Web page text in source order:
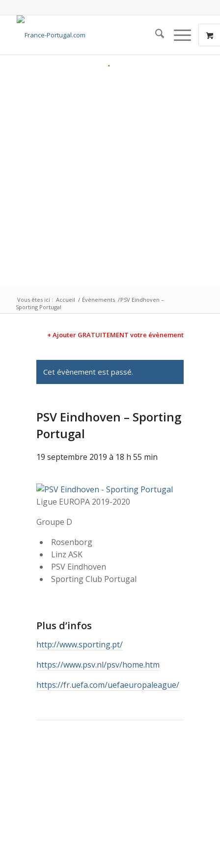
Vous êtes ici : Accueil / Évènements /PSV Eindhoven –
Sporting Portugal
+ Ajouter GRATUITEMENT votre évènement
Cet évènement est passé.
PSV Eindhoven – Sporting
Portugal
19 septembre 2019 à 18 h 55 min
Ligue EUROPA 2019-2020
Groupe D
Rosenborg
Linz ASK
PSV Eindhoven
Sporting Club Portugal
Plus d’infos
http://www.sporting.pt/
https://www.psv.nl/psv/home.htm
https://fr.uefa.com/uefaeuropaleague/